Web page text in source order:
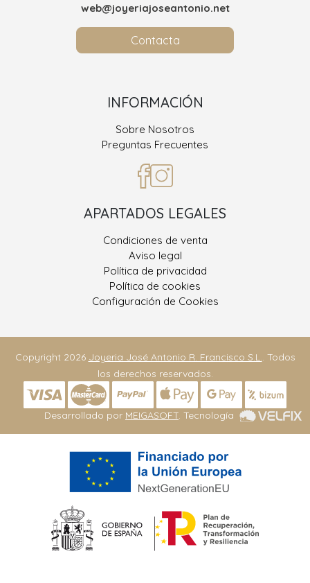
web@joyeriajoseantonio.net
Contacta
INFORMACIÓN
Sobre Nosotros
Preguntas Frecuentes
APARTADOS LEGALES
Condiciones de venta
Aviso legal
Política de privacidad
Política de cookies
Configuración de Cookies
Copyright 2026 Joyeria José Antonio R. Francisco S.L.. Todos
los derechos reservados.
Desarrollado por MEIGASOFT . Tecnología